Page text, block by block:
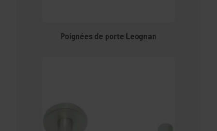
Poignées de porte Leognan